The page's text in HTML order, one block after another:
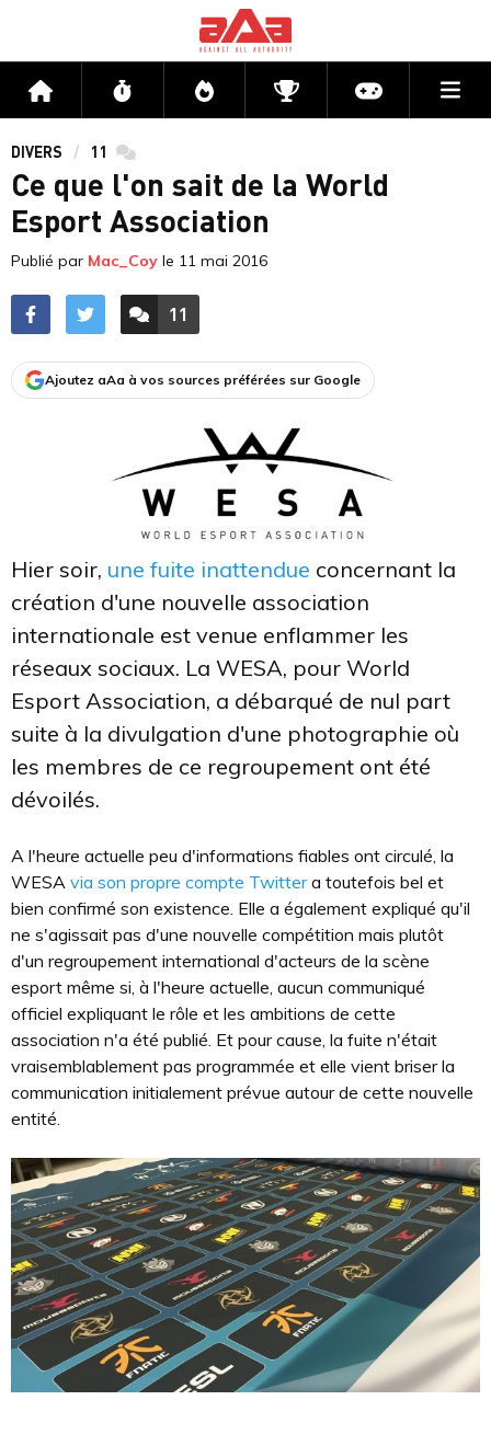
Accueil Flux Directs CompétitionsActu jeux
DIVERS 11 commentaires
Ce que l'on sait de la World
Esport Association
Publié par Mac_Coy le 11 mai 2016
ACCÉDER AUX
11
COMMENTAIRES
Ajoutez aAa à vos sources préférées sur Google
Hier soir, une fuite inattendue concernant la
création d'une nouvelle association
internationale est venue enflammer les
réseaux sociaux. La WESA, pour World
Esport Association, a débarqué de nul part
suite à la divulgation d'une photographie où
les membres de ce regroupement ont été
dévoilés.
A l'heure actuelle peu d'informations fiables ont circulé, la
WESA via son propre compte Twittera toutefois bel et
bien confirmé son existence. Elle a également expliqué qu'il
ne s'agissait pas d'une nouvelle compétition mais plutôt
d'un regroupement international d'acteurs de la scène
esport même si, à l'heure actuelle, aucun communiqué
officiel expliquant le rôle et les ambitions de cette
association n'a été publié. Et pour cause, la fuite n'était
vraisemblablement pas programmée et elle vient briser la
communication initialement prévue autour de cette nouvelle
entité.